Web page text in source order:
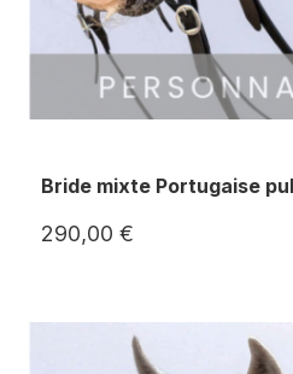
Bride mixte Portugaise
290,00 €